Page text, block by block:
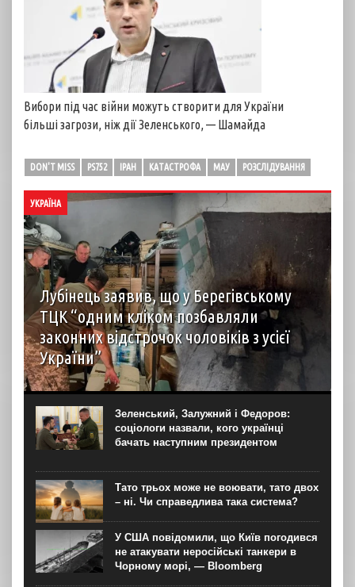
Вибори під час війни можуть створити для України
більші загрози, ніж дії Зеленського, — Шамайда
DON'T MISS PS752 ІРАН КАТАСТРОФА МАУ РОЗСЛІДУВАННЯ
УКРАЇНА
Лубінець заявив, що у Берегівському
ТЦК “одним кліком позбавляли
законних відстрочок чоловіків з усієї
України”
Під час моніторингового візиту до Берегівського РТЦК
та СП представник уповноваженого Верховної Ради з
питань захисту прав людини в Закарпатській області
Андрій Крючков зафіксував масові порушення. Про це
в...
Зеленський, Залужний і Федоров:
соціологи назвали, кого українці
бачать наступним президентом
Тато трьох може не воювати, тато двох
– ні. Чи справедлива така система?
У США повідомили, що Київ погодився
не атакувати неросійські танкери в
Чорному морі, — Bloomberg